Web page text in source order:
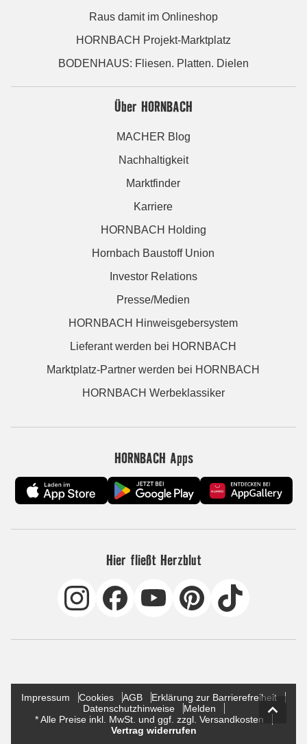
Raus damit im Onlineshop
HORNBACH Projekt-Marktplatz
BODENHAUS: Fliesen. Platten. Dielen
Über HORNBACH
MACHER Blog
Nachhaltigkeit
Marktfinder
Karriere
HORNBACH Holding
Hornbach Baustoff Union
Investor Relations
Presse/Medien
HORNBACH Hinweisgebersystem
Lieferant werden bei HORNBACH
Marktplatz-Partner werden bei HORNBACH
HORNBACH Werbeklassiker
HORNBACH Apps
Hier fließt Herzblut
Impressum Cookies AGB
Erklärung zur Barrierefreiheit
Datenschutzhinweise
Melden
* Alle Preise inkl. MwSt. und ggf. zzgl. Versandkosten
Vertrag widerrufen